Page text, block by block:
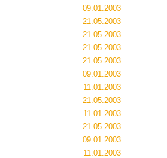
09.01.2003
21.05.2003
21.05.2003
21.05.2003
21.05.2003
09.01.2003
11.01.2003
21.05.2003
11.01.2003
21.05.2003
09.01.2003
11.01.2003